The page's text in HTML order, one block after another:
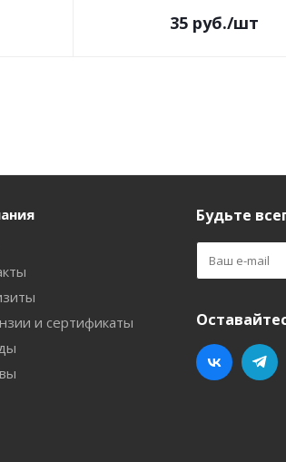
35руб./шт
и сертификаты
Будьте